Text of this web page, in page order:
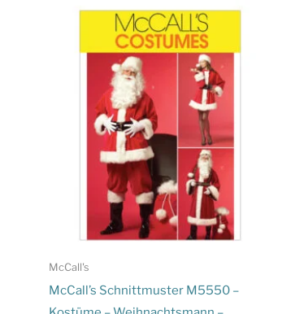
McCall's
McCall’s Schnittmuster M5550 –